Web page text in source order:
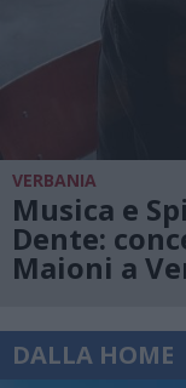
VERBANIA
Musica e
Dente:
Maioni a
DALLA HOME